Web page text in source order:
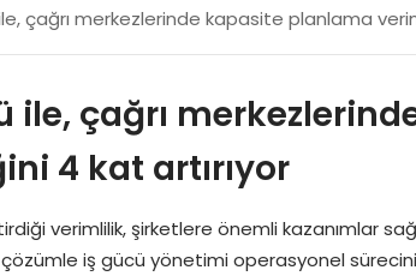
çağrı merkezlerinde kapasite planlama
ile, çağrı
4 kat artırıyor
verimlilik, şirketlere önemli kazanımlar
çözümle iş gücü yönetimi operasyonel